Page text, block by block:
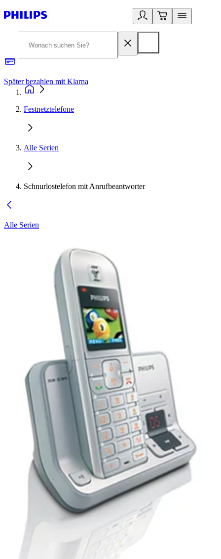
Später bezahlen mit Klarna
Festnetztelefone
Alle Serien
Schnurlostelefon mit Anrufbeantworter
Alle Serien